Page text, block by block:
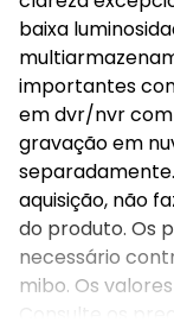
baixa
importantes
em dvr/nvr com
gravação em
aquisição, não
do produto. Os
necessário
mibo. Os
Consulte os